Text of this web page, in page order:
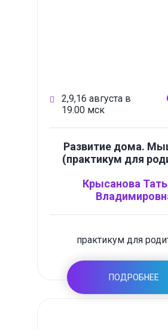
2,9,16 августа в
19.00 мск
Развитие дома.
(практикум для
Крысанова
практикум для
ПОДРОБНЕЕ